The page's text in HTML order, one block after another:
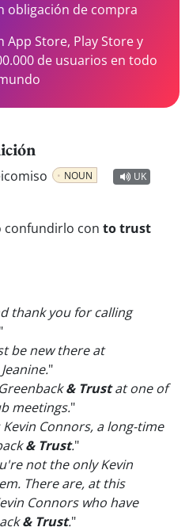
obligación de compra
App Store, Play Store y
de usuarios en todo
NOUN
UK
confundirlo con to trust
thank you for calling
"
be new there at
"
& Trustat one of
meetings."
Connors, a long-time
& Trust."
not the only Kevin
There are, at this
Connors who have
& Trust."